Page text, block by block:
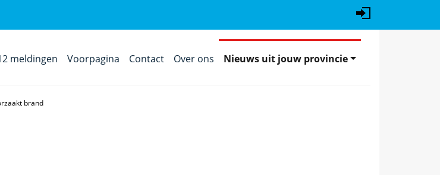
meldingen Voorpagina Contact Over ons Nieuws uit jouw provincie
brand